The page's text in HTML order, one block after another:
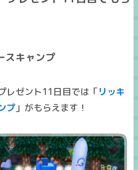
スキャンプ
レゼント11日目では「リッキ
プ 」がもらえます！